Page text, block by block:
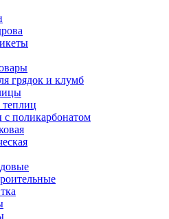
грядок и клумб
поликарбонатом